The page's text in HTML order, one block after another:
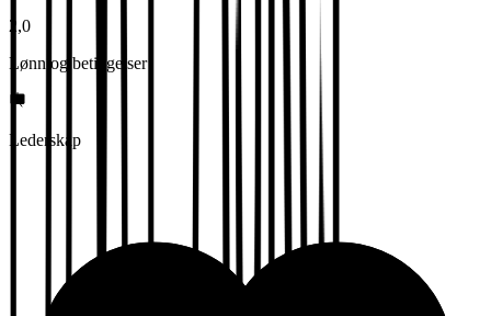
2,0
Lønn og betingelser
Lederskap